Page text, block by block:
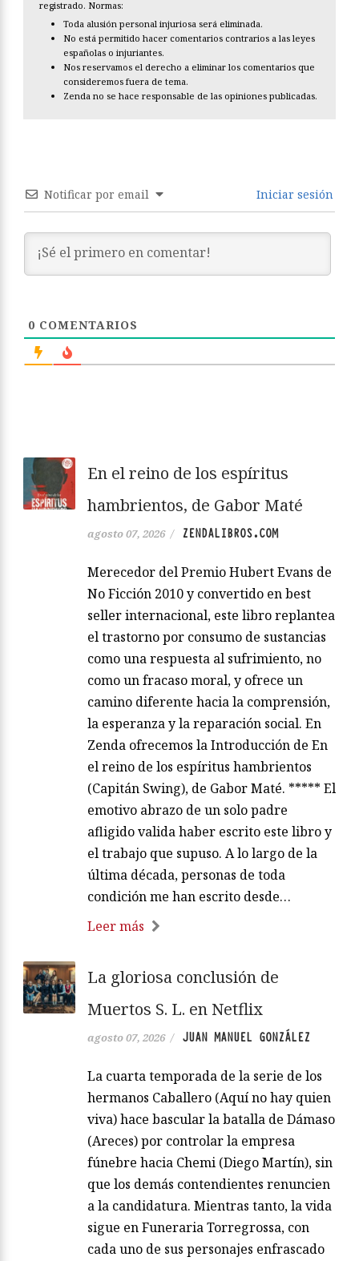
registrado. Normas:
Toda alusión personal injuriosa será eliminada.
No está permitido hacer comentarios contrarios a las leyes
españolas o injuriantes.
Nos reservamos el derecho a eliminar los comentarios que
consideremos fuera de tema.
Zenda no se hace responsable de las opiniones publicadas.
Notificar por email Iniciar sesión
0 COMENTARIOS
En el reino de los espíritus
hambrientos, de Gabor Maté
agosto 07, 2026 / ZENDALIBROS.COM
Merecedor del Premio Hubert Evans de
No Ficción 2010 y convertido en best
seller internacional, este libro replantea
el trastorno por consumo de sustancias
como una respuesta al sufrimiento, no
como un fracaso moral, y ofrece un
camino diferente hacia la comprensión,
la esperanza y la reparación social. En
Zenda ofrecemos la Introducción de En
el reino de los espíritus hambrientos
(Capitán Swing), de Gabor Maté. ***** El
emotivo abrazo de un solo padre
afligido valida haber escrito este libro y
el trabajo que supuso. A lo largo de la
última década, personas de toda
condición me han escrito desde…
Leer más
La gloriosa conclusión de
Muertos S. L. en Netflix
agosto 07, 2026 / JUAN MANUEL GONZÁLEZ
La cuarta temporada de la serie de los
hermanos Caballero (Aquí no hay quien
viva) hace bascular la batalla de Dámaso
(Areces) por controlar la empresa
fúnebre hacia Chemi (Diego Martín), sin
que los demás contendientes renuncien
a la candidatura. Mientras tanto, la vida
sigue en Funeraria Torregrossa, con
cada uno de sus personajes enfrascado